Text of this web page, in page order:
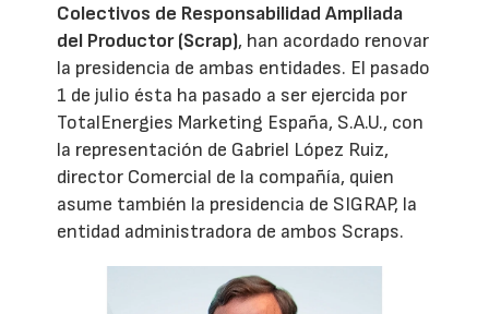
Colectivos de Responsabilidad Ampliada
del Productor (Scrap), han acordado renovar
la presidencia de ambas entidades. El pasado
1 de julio ésta ha pasado a ser ejercida por
TotalEnergies Marketing España, S.A.U., con
la representación de Gabriel López Ruiz,
director Comercial de la compañía, quien
asume también la presidencia de SIGRAP, la
entidad administradora de ambos Scraps.